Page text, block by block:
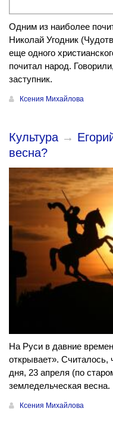
Одним из наиболее
Николай Угодник
еще одного
почитал народ.
заступник.
Ксения Михайлова
Культура →
весна?
На Руси в давние
открывает». Считалось,
дня, 23 апреля (по
земледельческая весна.
Ксения Михайлова